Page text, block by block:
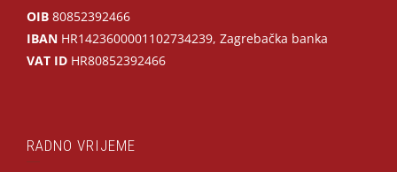
OIB 80852392466
IBAN HR1423600001102734239, Zagrebačka banka
VAT ID HR80852392466
RADNO VRIJEME